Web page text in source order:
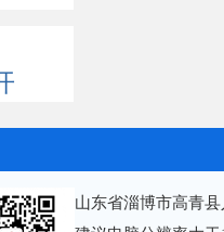
山东省淄博市高青